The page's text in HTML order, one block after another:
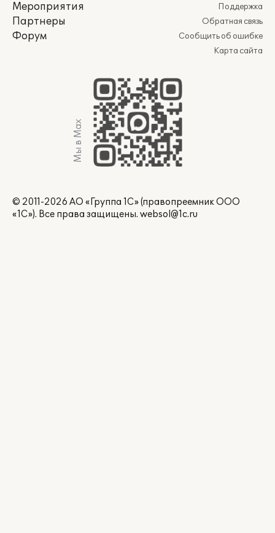
Мероприятия
Партнеры
Форум
Поддержка
Обратная связь
Сообщить об ошибке
Карта сайта
Мы в Max
© 2011-2026 АО «Группа 1С» (правопреемник ООО
«1С»). Все права защищены. websol@1c.ru